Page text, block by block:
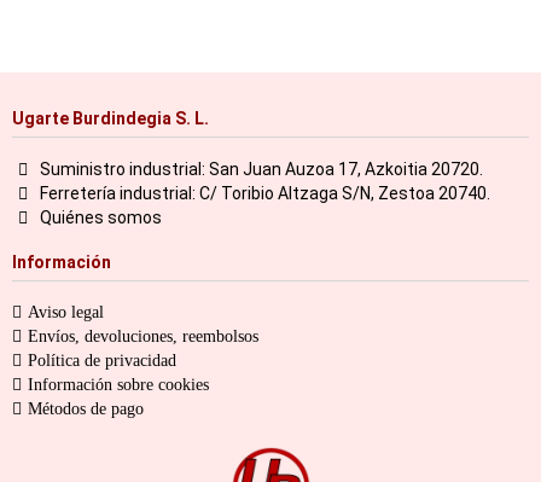
Ugarte Burdindegia S. L.
Suministro industrial: San Juan Auzoa 17, Azkoitia 20720.
Ferretería industrial: C/ Toribio Altzaga S/N, Zestoa 20740.
Quiénes somos
Información
Aviso legal
Envíos, devoluciones, reembolsos
Política de privacidad
Información sobre cookies
Métodos de pago